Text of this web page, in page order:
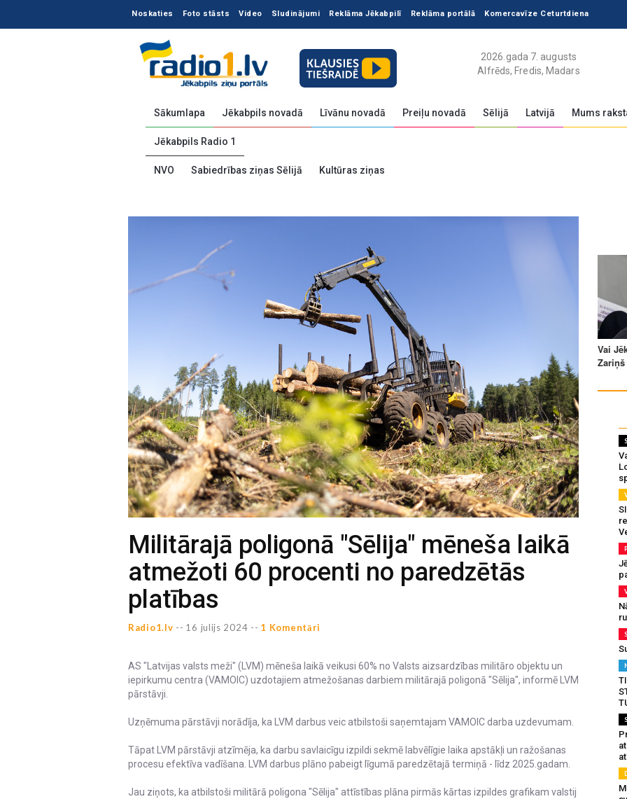
Noskaties Foto stāsts Video Sludinājumi Reklāma Jēkabpilī Reklāma portālā Komercavīze Ceturtdiena
2026.gada 7. augusts
Alfrēds, Fredis, Madars
Sākumlapa Jēkabpils novadā Līvānu novadā Preiļu novadā Sēlijā Latvijā Mums
Jēkabpils Radio 1
NVO Sabiedrības ziņas Sēlijā Kultūras ziņas
Militārajā poligonā "Sēlija" mēneša laikā
atmežoti 60 procenti no paredzētās
platības
Radio1.lv -- 16 julijs 2024 -- 1 Komentāri
AS "Latvijas valsts meži" (LVM) mēneša laikā veikusi 60% no Valsts aizsardzības militāro objektu un
iepirkumu centra (VAMOIC) uzdotajiem atmežošanas darbiem militārajā poligonā "Sēlija", informē LVM
pārstāvji.
Uzņēmuma pārstāvji norādīja, ka LVM darbus veic atbilstoši saņemtajam VAMOIC darba uzdevumam.
Tāpat LVM pārstāvji atzīmēja, ka darbu savlaicīgu izpildi sekmē labvēlīgie laika apstākļi un ražošanas
procesu efektīva vadīšana. LVM darbus plāno pabeigt līgumā paredzētajā termiņā - līdz 2025.gadam.
Jau ziņots, ka atbilstoši militārā poligona "Sēlija" attīstības plāna pirmās kārtas izpildes grafikam valstij